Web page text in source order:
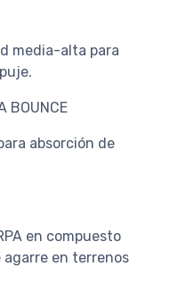
media-alta para
BOUNCE
absorción de
en compuesto
agarre en terrenos